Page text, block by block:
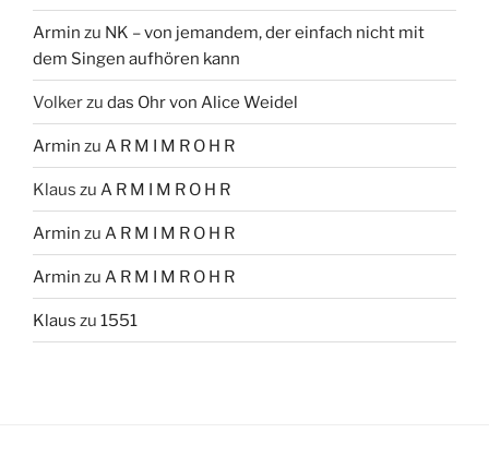
Armin zu NK – von jemandem, der einfach nicht mit
dem Singen aufhören kann
Volkerzu das Ohr von Alice Weidel
Armin zu A R M I M R O H R
Klaus zu A R M I M R O H R
Armin zu A R M I M R O H R
Armin zu A R M I M R O H R
Klaus zu 1551